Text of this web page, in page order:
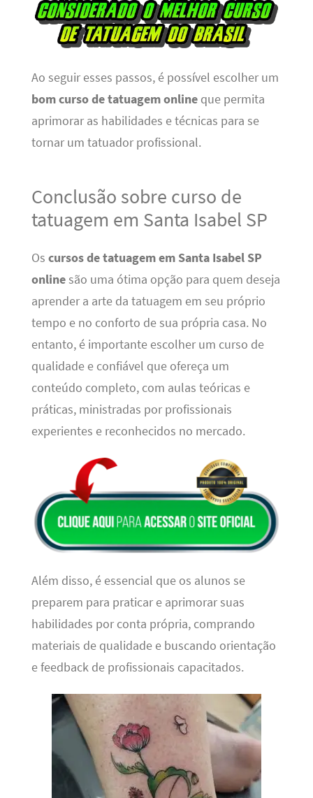
Ao seguir esses passos, é possível escolher um
bom curso de tatuagem onlineque permita
aprimorar as habilidades e técnicas para se
tornar um tatuador profissional.
Conclusão sobre curso de
tatuagem em Santa Isabel SP
Os cursos de tatuagem em Santa Isabel SP
onlinesão uma ótima opção para quem deseja
aprender a arte da tatuagem em seu próprio
tempo e no conforto de sua própria casa. No
entanto, é importante escolher um curso de
qualidade e confiável que ofereça um
conteúdo completo, com aulas teóricas e
práticas, ministradas por profissionais
experientes e reconhecidos no mercado.
Além disso, é essencial que os alunos se
preparem para praticar e aprimorar suas
habilidades por conta própria, comprando
materiais de qualidade e buscando orientação
e feedback de profissionais capacitados.